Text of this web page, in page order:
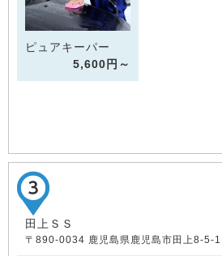
ピュアキーパー
5,600円～
田上ＳＳ
〒890-0034 鹿児島県鹿児島市田上8-5-1